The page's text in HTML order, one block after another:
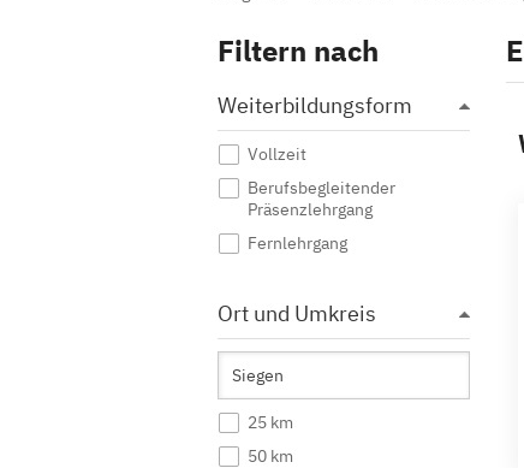
Filtern nach
Weiterbildungsform
Vollzeit
Berufsbegleitender
Präsenzlehrgang
Fernlehrgang
Ort und Umkreis
25 km
50 km